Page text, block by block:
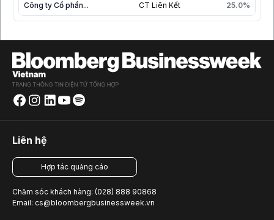
Công ty Cổ phần... CT Liên Kết 25.0%
Liên hệ
Hợp tác quảng cáo
Chăm sóc khách hàng: (028) 888 90868
Email: cs@bloombergbusinessweek.vn